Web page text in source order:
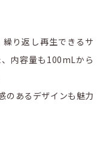
り返し再生できるサ
内容量も100mLから
のあるデザインも魅力